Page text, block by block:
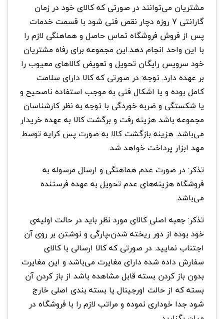
مشتریان می‌توانند در صورتی که کالای خود در زمان
گارانتی 7 روزه دچار نقص فنی شود با قسمت خدمات
پس از فروش فروشگاه تماس حاصل و هماهنگی لازم را
با این واحد انجام دهد.این مجموعه برای رفاه مشتریان
خود سرویس رایگان تحویل و تعویض کالاهای معیوب را
بر عهده دارد. توجه: در صورتی که کالا دارای سلامت
کامل بوده و یا اشکال فنی به موجب استفاده ناصحیح و
یا شکستگی و ضربه خوردگی با توجه به نظر کارشناسان
مجموعه باشد هزینه رفت و برگشت کالا به عهده خریدار
می‌باشد. هزینه بازگشت کالا به صورت پس کرایه توسط
مهد ابزار پرداخت خواهد شد.
تذکر: در صورت عدم هماهنگی و ارسال مرسوله به
فروشگاه هزینه‌های عدم تحویل به عهده فرستنده
می‌باشد.
تذکر: جعبه اصلی کالای مورد نظر باید در حالت اولیه‌ی
خود بوده از دور ریخته شدن،پارگی و نوشتن بر روی آن
اجتناب نمایید. در صورتی که کالا ارسالی با کالای
سفارش داده شده دارای مغایرت می‌باشد و این مغایرت
بدون باز کردن بسته قابل مشاهده باشد از باز کردن آن
بسته که از حالت اورجینال یا بسته بندی اصلی خارج
شود جدا خوداری نموده و مراتب لازم را با فروشگاه در